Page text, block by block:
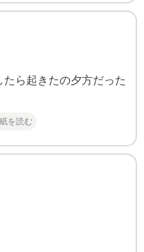
ら起きたの夕方だった
を読む